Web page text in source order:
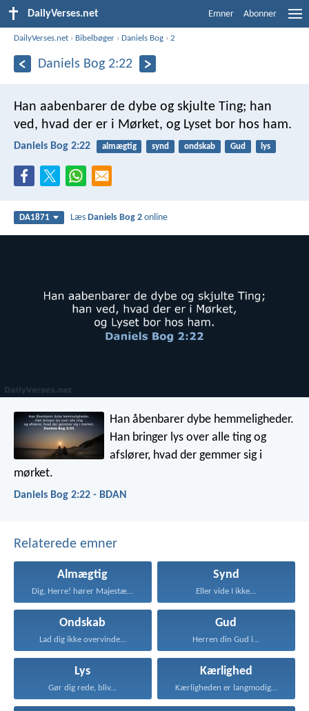
DailyVerses.net Emner Abonner
DailyVerses.net › Bibelbøger ›Daniels Bog ›2
Daniels Bog 2:22
Han aabenbarer de dybe og skjulte Ting; han
ved, hvad der er i Mørket, og Lyset bor hos ham.
Daniels Bog 2:22 almægtig synd ondskab Gud lys
DA1871 LæsDaniels Bog 2 online
Han åbenbarer dybe hemmeligheder.
Han bringer lys over alle tingog
afslører, hvad der gemmer sig i
mørket.
Daniels Bog 2:22 - BDAN
Relaterede emner
Almægtig
Dig, Herre! hører Majestæt...
Synd
Eller vide I ikke...
Ondskab
Lad dig ikke overvinde...
Gud
Herren din Gud i...
Lys
Gør dig rede, bliv...
Kærlighed
Kærligheden er langmodig, er...